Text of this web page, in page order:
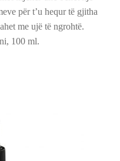
për t’u hequr të gjitha
me ujë të ngrohtë.
100 ml.